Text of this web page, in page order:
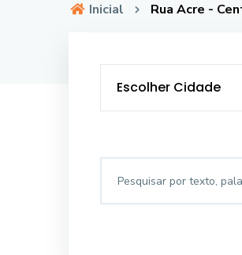
Inicial Rua Acre -
Escolher Cidade